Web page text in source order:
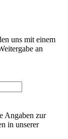
uns mit einem
an
Angaben zur
in unserer